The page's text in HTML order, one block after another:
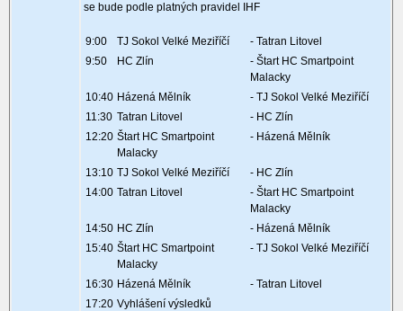
se bude podle platných pravidel IHF
9:00 TJ Sokol Velké Meziříčí
- Tatran Litovel
9:50
HC Zlín
- Štart HC Smartpoint
Malacky
10:40 Házená Mělník
- TJ Sokol Velké Meziříčí
11:30 Tatran Litovel
- HC Zlín
12:20 Štart HC Smartpoint
Malacky
- Házená Mělník
13:10 TJ Sokol Velké Meziříčí
- HC Zlín
14:00 Tatran Litovel
- Štart HC Smartpoint
Malacky
14:50 HC Zlín
- Házená Mělník
15:40 Štart HC Smartpoint
Malacky
- TJ Sokol Velké Meziříčí
16:30 Házená Mělník
- Tatran Litovel
17:20 Vyhlášení výsledků